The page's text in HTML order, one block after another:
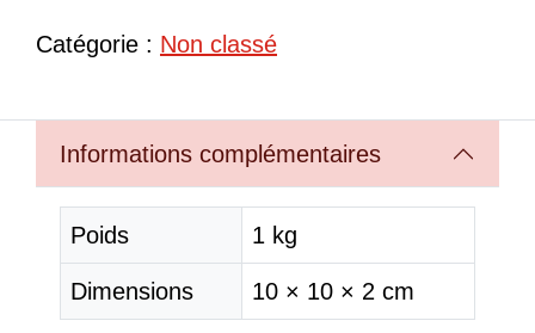
Catégorie : Non classé
Informations complémentaires
Poids 1 kg
Dimensions 10 × 10 × 2 cm